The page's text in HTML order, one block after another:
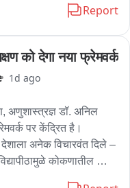
ठप्प आहे;
वाहनं बाजूला काढण्याचे
Report
को देगा नया फ्रेमवर्क
1d ago
अणुशास्त्रज्ञ डॉ. अनिल
पर केंद्रित है।
देशाला अनेक विचारवंत दिले –
कोकणातील